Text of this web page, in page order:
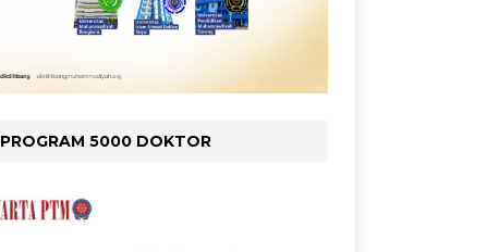
PROGRAM 5000 DOKTOR